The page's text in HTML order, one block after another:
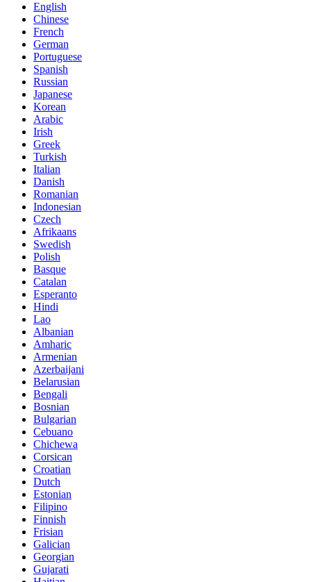
English
Chinese
French
German
Portuguese
Spanish
Russian
Japanese
Korean
Arabic
Irish
Greek
Turkish
Italian
Danish
Romanian
Indonesian
Czech
Afrikaans
Swedish
Polish
Basque
Catalan
Esperanto
Hindi
Lao
Albanian
Amharic
Armenian
Azerbaijani
Belarusian
Bengali
Bosnian
Bulgarian
Cebuano
Chichewa
Corsican
Croatian
Dutch
Estonian
Filipino
Finnish
Frisian
Galician
Georgian
Gujarati